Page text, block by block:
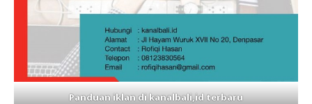
Panduan iklan di kanalbali,id terbaru